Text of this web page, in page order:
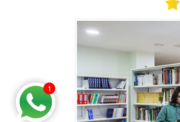
1